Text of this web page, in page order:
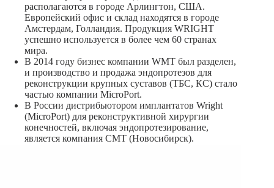
располагаются в городе Арлингтон, США.
Европейский офис и склад находятся в городе
Амстердам, Голландия. Продукция WRIGHT
успешно используется в более чем 60 странах
мира.
В 2014 году бизнес компании WMT был разделен,
и производство и продажа эндопротезов для
реконструкции крупных суставов (ТБС, КС) стало
частью компании MicroPort.
В России дистрибьютором имплантатов Wright
(MicroPort) для реконструктивной хирургии
конечностей, включая эндопротезирование,
является компания СМТ (Новосибирск).